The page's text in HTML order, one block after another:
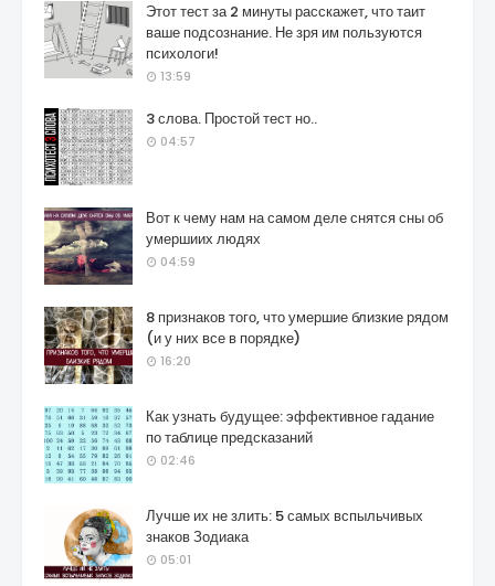
Этот тест за 2 минуты расскажет, что таит
ваше подсознание. Не зря им пользуются
психологи!
13:59
3 слова. Простой тест но..
04:57
Вот к чему нам на самом деле снятся сны об
умершиих людях
04:59
8 признаков того, что умершие близкие рядом
(и у них все в порядке)
16:20
Как узнать будущее: эффективное гадание
по таблице предсказаний
02:46
Лучше их не злить: 5 самых вспыльчивых
знаков Зодиака
05:01